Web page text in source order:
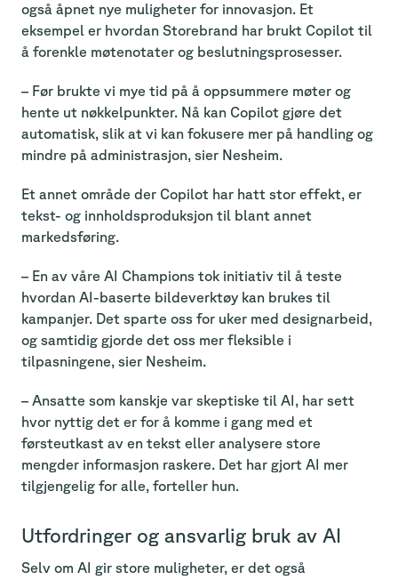
også åpnet nye muligheter for innovasjon. Et
eksempel er hvordan Storebrand har brukt Copilot til
å forenkle møtenotater og beslutningsprosesser.
– Før brukte vi mye tid på å oppsummere møter og
hente ut nøkkelpunkter. Nå kan Copilot gjøre det
automatisk, slik at vi kan fokusere mer på handling og
mindre på administrasjon, sier Nesheim.
Et annet område der Copilot har hatt stor effekt, er
tekst- og innholdsproduksjon til blant annet
markedsføring.
– En av våre AI Champions tok initiativ til å teste
hvordan AI-baserte bildeverktøy kan brukes til
kampanjer. Det sparte oss for uker med designarbeid,
og samtidig gjorde det oss mer fleksible i
tilpasningene, sier Nesheim.
– Ansatte som kanskje var skeptiske til AI, har sett
hvor nyttig det er for å komme i gang med et
førsteutkast av en tekst eller analysere store
mengder informasjon raskere. Det har gjort AI mer
tilgjengelig for alle, forteller hun.
Utfordringer og ansvarlig bruk av AI
Selv om AI gir store muligheter, er det også